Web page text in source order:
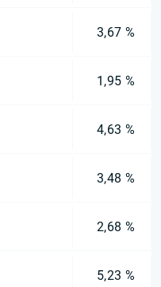
3,67 %
1,95 %
4,63 %
3,48 %
2,68 %
5,23 %